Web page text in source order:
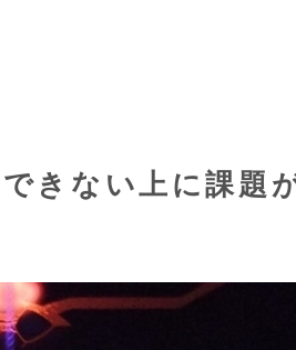
きない上に課題